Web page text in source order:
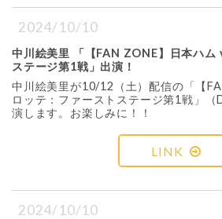
2024/10/10
中川絵美里 「【FAN ZONE】日本ハム
ステージ第1戦」出演！
中川絵美里が10/12（土）配信の「【
ロッテ：ファーストステージ第1戦」
演します。お楽しみに！！
LINK
2024/10/10